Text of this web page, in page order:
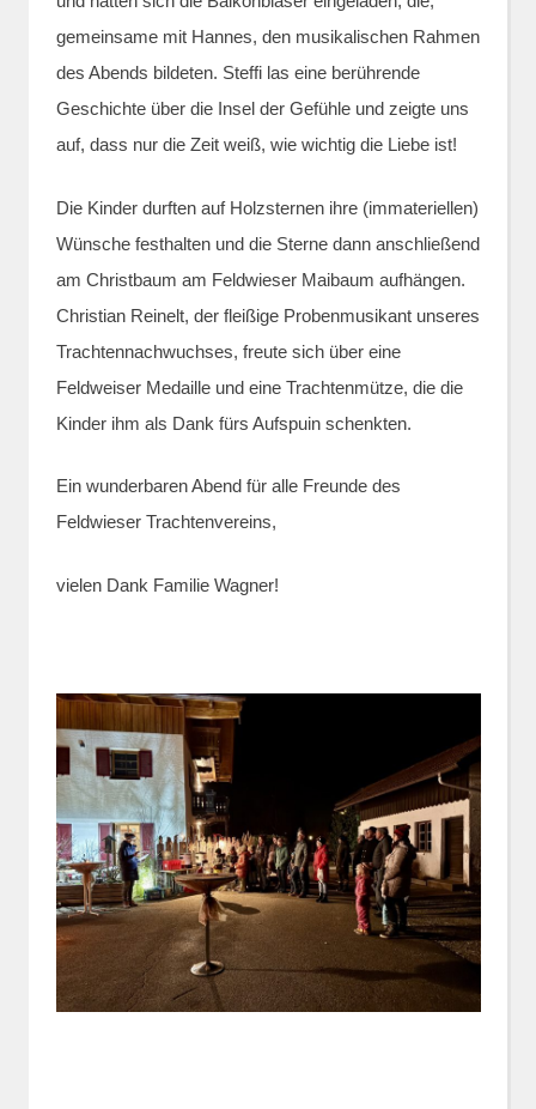
gemeinsame mit Hannes, den musikalischen Rahmen
des Abends bildeten. Steffi las eine berührende
Geschichte über die Insel der Gefühle und zeigte uns
auf, dass nur die Zeit weiß, wie wichtig die Liebe ist!
Die Kinder durften auf Holzsternen ihre (immateriellen)
Wünsche festhalten und die Sterne dann anschließend
am Christbaum am Feldwieser Maibaum aufhängen.
Christian Reinelt, der fleißige Probenmusikant unseres
Trachtennachwuchses, freute sich über eine
Feldweiser Medaille und eine Trachtenmütze, die die
Kinder ihm als Dank fürs Aufspuin schenkten.
Ein wunderbaren Abend für alle Freunde des
Feldwieser Trachtenvereins,
vielen Dank Familie Wagner!